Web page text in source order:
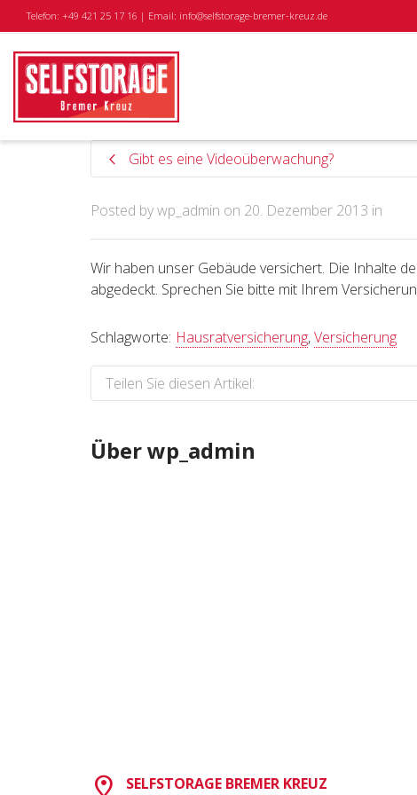
Telefon: +49 421 25 17 16 | Email: info@selfstorage-bremer-kreuz.de
Gibt es eine Videoüberwachung?
Posted bywp_admin on 20. Dezember 2013 in
Wir haben unser Gebäude versichert. Die Inhalte
abgedeckt. Sprechen Sie bitte mit Ihrem
Schlagworte: Hausratversicherung,Versicherung
Teilen Sie diesen Artikel:
Überwp_admin
SELFSTORAGE BREMER KREUZ